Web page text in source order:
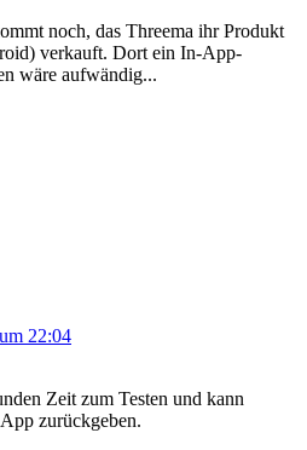
noch, das Threema ihr Produkt
verkauft. Dort ein In-App-
wäre aufwändig...
22:04
Zeit zum Testen und kann
zurückgeben.